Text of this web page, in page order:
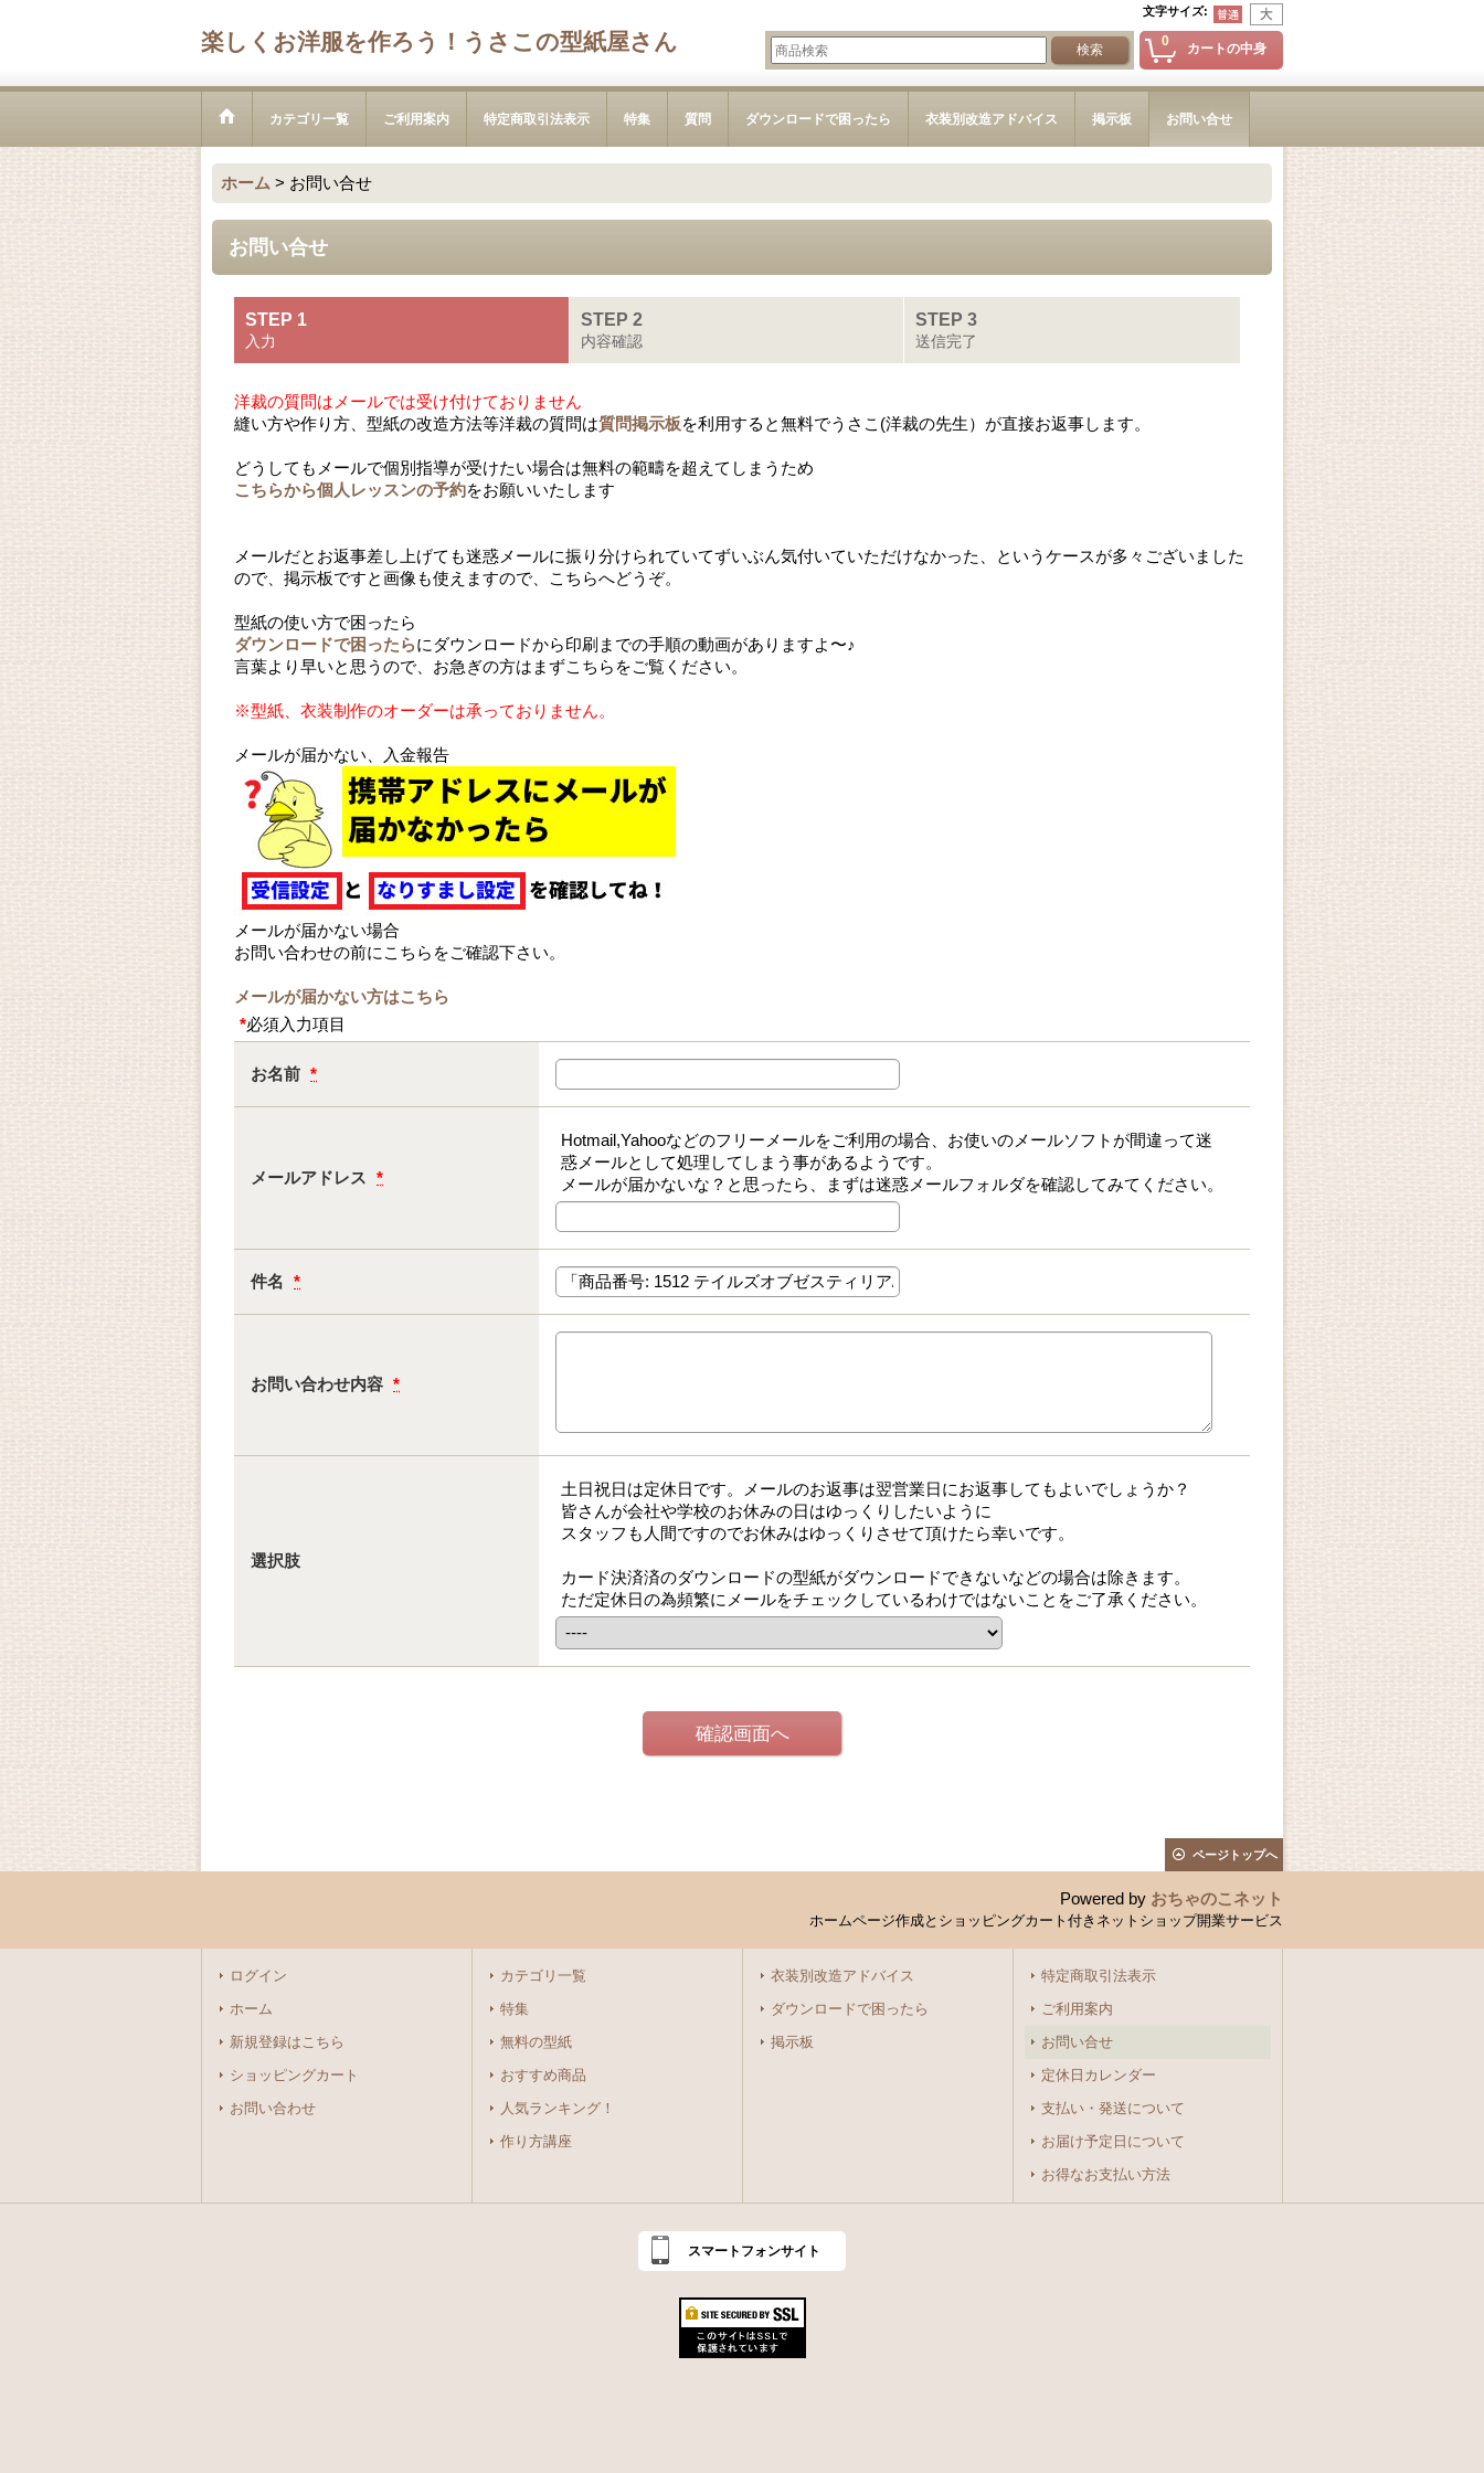
文字サイズ:
楽しくお洋服を作ろう！うさこの型紙屋さん 0 カートの中身
カテゴリ一覧 ご利用案内 特定商取引法表示 特集 質問 ダウンロードで困ったら 衣装別改造アドバイス 掲示板 お問い合せ
ホーム > お問い合せ
お問い合せ
STEP 1
入力
STEP 2
内容確認
STEP 3
送信完了
洋裁の質問はメールでは受け付けておりません
縫い方や作り方、型紙の改造方法等洋裁の質問は質問掲示板を利用すると無料でうさこ(洋裁の先生）が直接お返事します。
どうしてもメールで個別指導が受けたい場合は無料の範疇を超えてしまうため
こちらから個人レッスンの予約をお願いいたします
メールだとお返事差し上げても迷惑メールに振り分けられていてずいぶん気付いていただけなかった、というケースが多々ございました
ので、掲示板ですと画像も使えますので、こちらへどうぞ。
型紙の使い方で困ったら
ダウンロードで困ったらにダウンロードから印刷までの手順の動画がありますよ〜♪
言葉より早いと思うので、お急ぎの方はまずこちらをご覧ください。
※型紙、衣装制作のオーダーは承っておりません。
メールが届かない、入金報告
メールが届かない場合
お問い合わせの前にこちらをご確認下さい。
メールが届かない方はこちら
*必須入力項目
お名前 *
メールアドレス *
Hotmail,Yahooなどのフリーメールをご利用の場合、お使いのメールソフトが間違って迷
惑メールとして処理してしまう事があるようです。
メールが届かないな？と思ったら、まずは迷惑メールフォルダを確認してみてください。
件名 *
お問い合わせ内容 *
選択肢
土日祝日は定休日です。メールのお返事は翌営業日にお返事してもよいでしょうか？
皆さんが会社や学校のお休みの日はゆっくりしたいように
スタッフも人間ですのでお休みはゆっくりさせて頂けたら幸いです。
カード決済済のダウンロードの型紙がダウンロードできないなどの場合は除きます。
ただ定休日の為頻繁にメールをチェックしているわけではないことをご了承ください。
ページトップへ
Powered by おちゃのこネット
ホームページ作成とショッピングカート付きネットショップ開業サービス
ログイン
ホーム
新規登録はこちら
ショッピングカート
お問い合わせ
カテゴリ一覧
特集
無料の型紙
おすすめ商品
人気ランキング！
作り方講座
衣装別改造アドバイス
ダウンロードで困ったら
掲示板
特定商取引法表示
ご利用案内
お問い合せ
定休日カレンダー
支払い・発送について
お届け予定日について
お得なお支払い方法
スマートフォンサイト